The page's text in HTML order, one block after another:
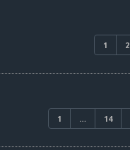
1 2
1 … 14